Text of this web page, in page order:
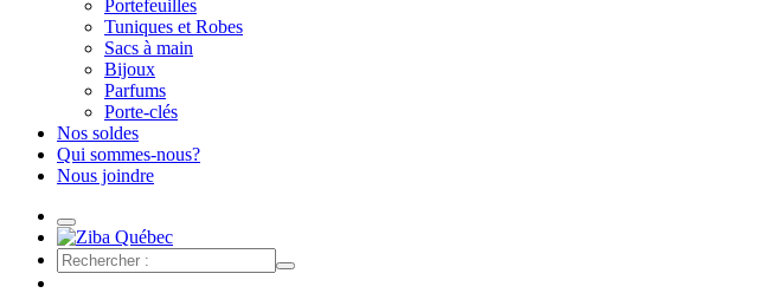
Portefeuilles
Tuniques et Robes
Sacs à main
Bijoux
Parfums
Porte-clés
Nos soldes
Qui sommes-nous?
Nous joindre